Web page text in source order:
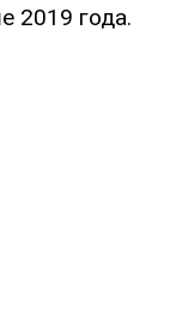
2019 года.